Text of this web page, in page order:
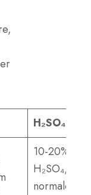
,
H₂SO₄
10-20%
H₂SO₄,